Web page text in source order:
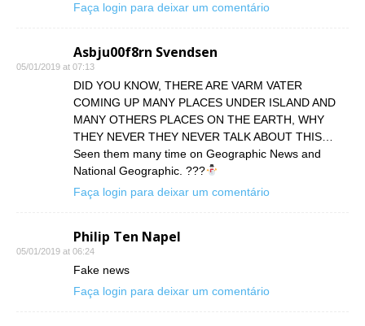
Faça login para deixar um comentário
Asbju00f8rn Svendsen
05/01/2019 at 07:13
DID YOU KNOW, THERE ARE VARM VATER
COMING UP MANY PLACES UNDER ISLAND AND
MANY OTHERS PLACES ON THE EARTH, WHY
THEY NEVER THEY NEVER TALK ABOUT THIS…
Seen them many time on Geographic News and
National Geographic. ???
Faça login para deixar um comentário
Philip Ten Napel
05/01/2019 at 06:24
Fake news
Faça login para deixar um comentário